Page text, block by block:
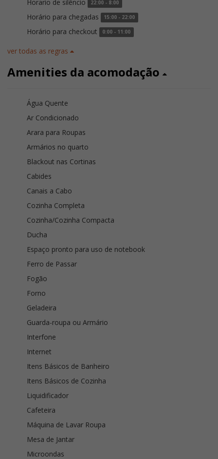
Horario de silêncio 22:00 - 8:00
Horário para chegadas 15:00 - 22:00
Horário para checkout 0:00 - 11:00
ver todas as regras
Amenities da acomodação
Água Quente
Ar Condicionado
Arara para Roupas
Armários no quarto
Blackout nas Cortinas
Cabides
Canais a Cabo
Cozinha Completa
Cozinha/Cozinha Compacta
Ducha
Espaço pronto para uso de notebook
Ferro de Passar
Fogão
Forno
Geladeira
Guarda-roupa ou Armário
Interfone
Internet
Itens Básicos de Banheiro
Itens Básicos de Cozinha
Liquidificador
Cafeteira
Máquina de Lavar Roupa
Mesa de Jantar
Microondas